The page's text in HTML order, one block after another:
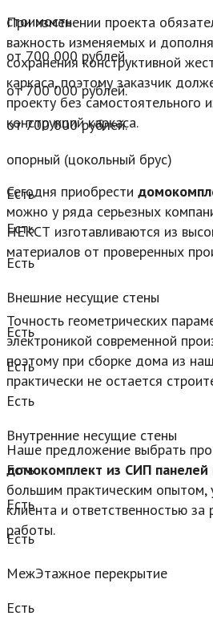
При изменении проекта
важность изменяемых и
сохранения конструктивной
каркаса, поэтому заказчик
проекту без самостоятельного
конструкций каркаса.
Сегодня приобрести
можно у ряда серьезных
НЕКСТ изготавливаются из
материалов от проверенных
Точность геометрических
электроникой современной
поэтому при сборке дома из
практически не остается
Наше предложение выбрать
домокомплект из СИП панелей
большим практическим опытом,
клиента и ответственностью за
работы.
стоимость
от 700 000 рублей.
от 700 000 рублей.
от 700 000 рублей.
опорный (цокольный брус)
Есть
Есть
Есть
Внешние несущие стены
Есть
Есть
Есть
Внутренние несущие стены
Есть
Есть
Есть
МежЭтажное перекрытие
Есть